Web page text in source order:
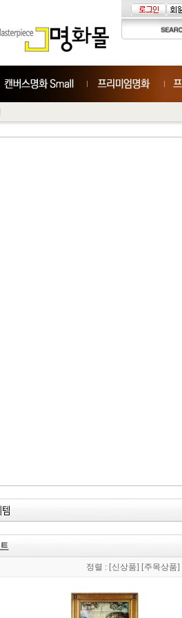
정렬 : [신상품] [주목상품]